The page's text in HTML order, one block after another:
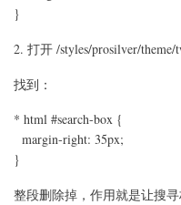
}
2. 打开 /styles/prosilver/theme/
找到：
* html #search-box {
margin-right: 35px;
}
整段删除掉，作用就是让搜